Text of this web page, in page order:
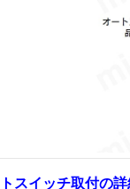
スイッチ取付の